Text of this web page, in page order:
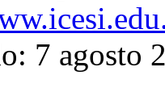
7 agosto